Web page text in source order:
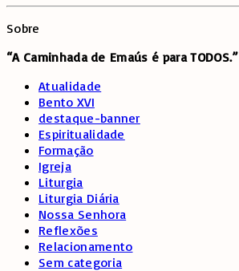
Sobre
“A Caminhada de Emaús é para TODOS.”
Atualidade
Bento XVI
destaque-banner
Espiritualidade
Formação
Igreja
Liturgia
Liturgia Diária
Nossa Senhora
Reflexões
Relacionamento
Sem categoria